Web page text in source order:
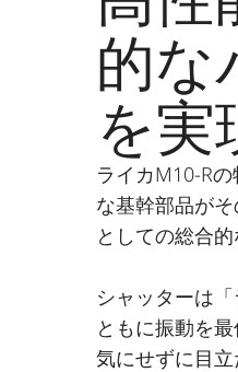
的な
を実
ライカM10-R
な基幹部品が
としての総合
シャッターは
ともに振動を
気にせずに目